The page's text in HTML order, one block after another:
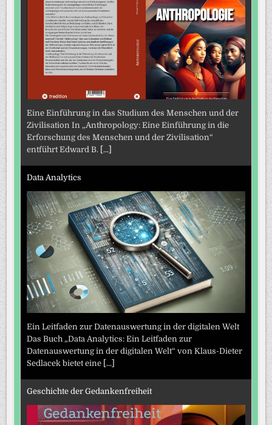
Eine Einführung in das Studium des Menschen und der
Zivilisation In „Anthropology: Eine Einführung in die
Erforschung des Menschen und der Zivilisation“
entführt Edward B.
[...]
Data Analytics
Ein Leitfaden zur Datenauswertung in der digitalen Welt
Das Buch „Data Analytics: Ein Leitfaden zur
Datenauswertung in der digitalen Welt“ von Klaus-Dieter
Sedlacek bietet eine [...]
Geschichte der Gedankenfreiheit